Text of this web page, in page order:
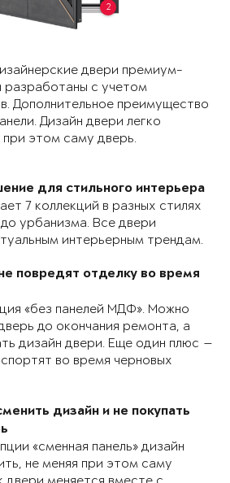
2
двери премиум-
разработаны с учетом
Дополнительное преимущество
Дизайн двери легко
при этом саму дверь.
для стильного интерьера
7 коллекций в разных стилях
урбанизма. Все двери
интерьерным трендам.
повредят отделку во время
«без панелей МДФ». Можно
до окончания ремонта, а
дизайн двери. Еще один плюс —
во время черновых
дизайн и не покупать
«сменная панель» дизайн
не меняя при этом саму